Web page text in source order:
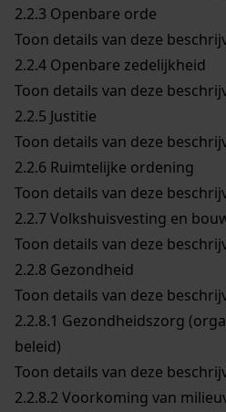
2.2.3 Openbare orde
Toon details van deze
2.2.4 Openbare zedelijkheid
Toon details van deze
2.2.5 Justitie
Toon details van deze
2.2.6 Ruimtelijke ordening
Toon details van deze
2.2.7Volkshuisvesting en
Toon details van deze
2.2.8 Gezondheid
Toon details van deze
2.2.8.1 Gezondheidszorg
beleid)
Toon details van deze
2.2.8.2 Voorkoming van